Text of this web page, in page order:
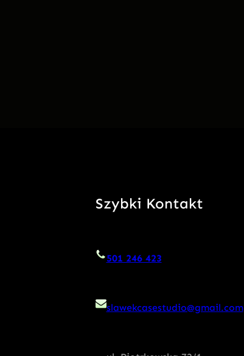
Szybki Kontakt
501 246 423
slawekcasestudio@gmail.com